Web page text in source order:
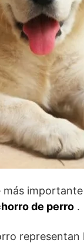
de perro .